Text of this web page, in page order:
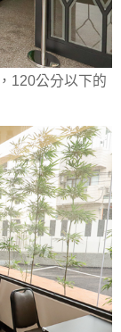
120公分以下的